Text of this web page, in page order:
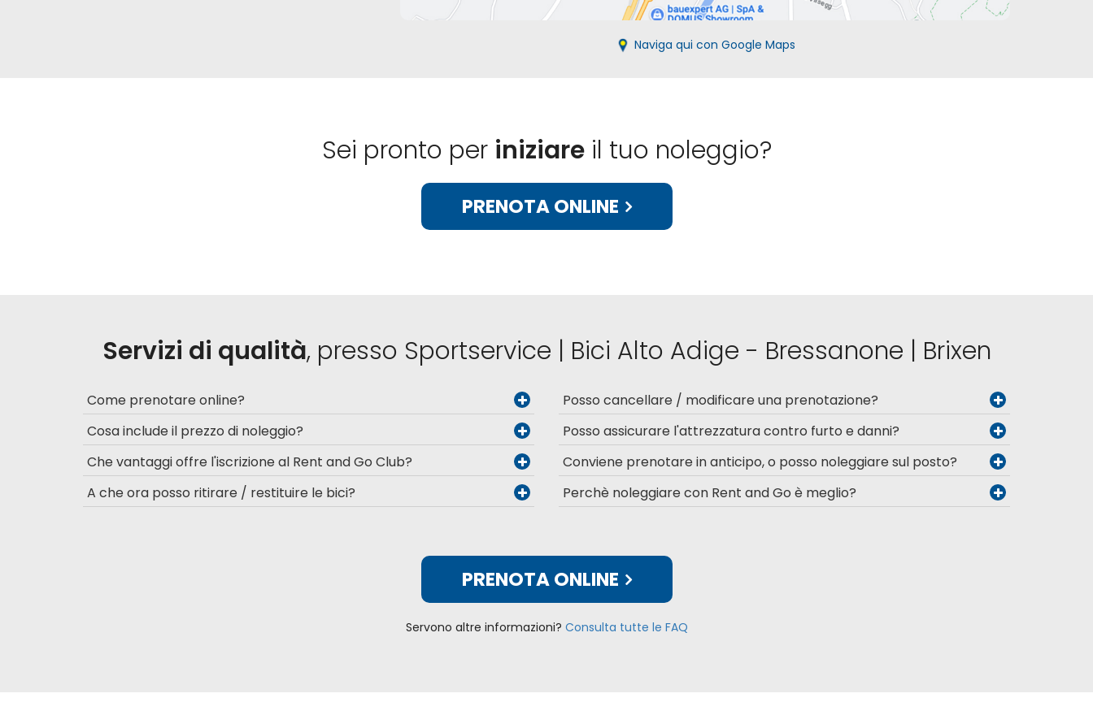
Naviga qui con Google Maps
Sei pronto per iniziareil tuo noleggio?
PRENOTA ONLINE
Servizi di qualità, presso Sportservice | Bici Alto Adige - Bressanone | Brixen
Come prenotare online?
Cosa include il prezzo di noleggio?
Che vantaggi offre l'iscrizione al Rent and Go Club?
A che ora posso ritirare / restituire le bici?
Posso cancellare / modificare una prenotazione?
Posso assicurare l'attrezzatura contro furto e danni?
Conviene prenotare in anticipo, o posso noleggiare sul posto?
Perchè noleggiare con Rent and Go è meglio?
PRENOTA ONLINE
Servono altre informazioni? Consulta tutte le FAQ